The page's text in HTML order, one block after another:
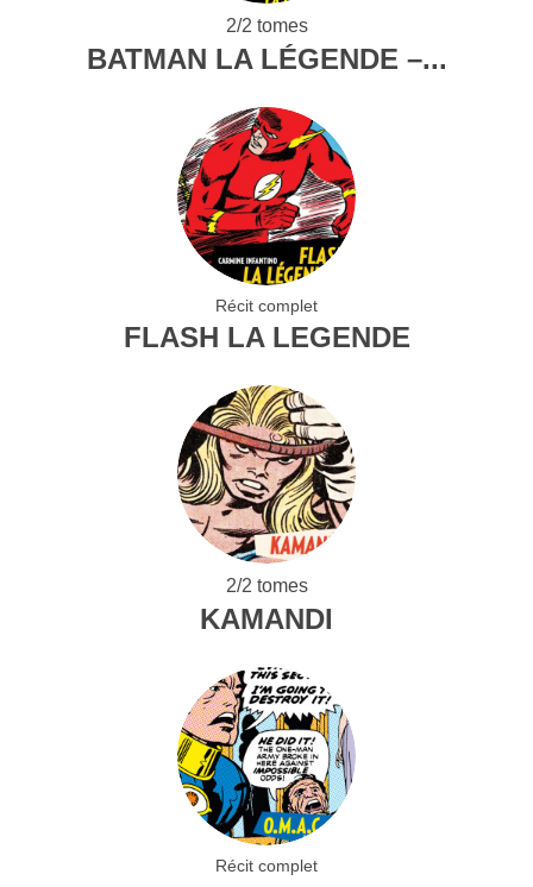
2/2 tomes
BATMAN LA LÉGENDE –...
Récit complet
FLASH LA LEGENDE
2/2 tomes
KAMANDI
Récit complet